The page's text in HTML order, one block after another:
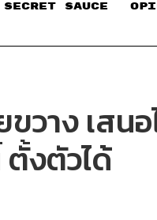
SAUCE​
าง เสนอ
งตัวได้